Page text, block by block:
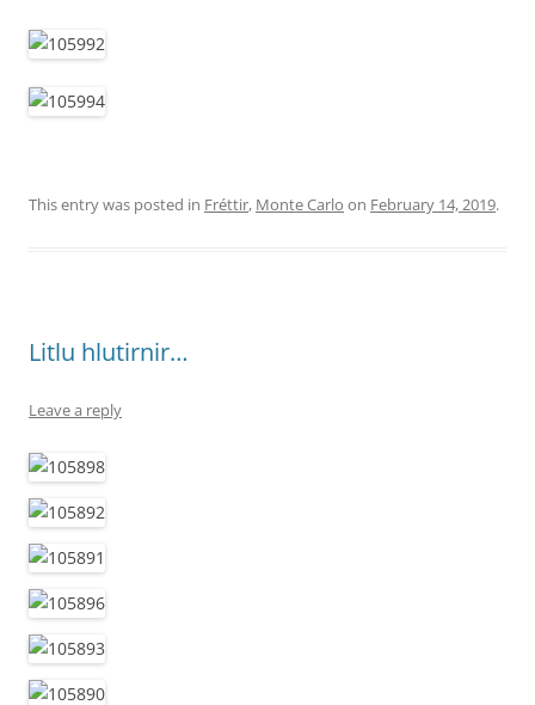
This entry was posted in Fréttir, Monte Carlo on February 14, 2019.
Litlu hlutirnir…
Leave a reply